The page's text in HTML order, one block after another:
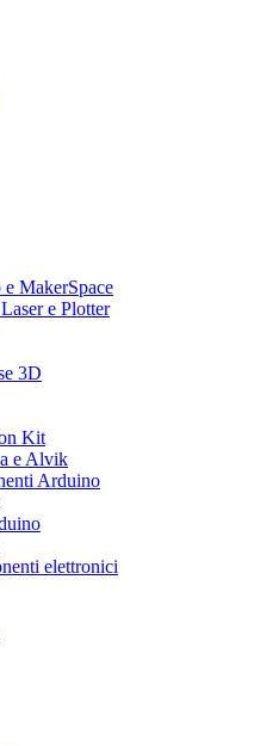
MakerSpace
e Plotter
3D
Kit
e Alvik
Arduino
elettronici